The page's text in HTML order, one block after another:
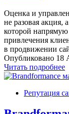
Оценка и
не разовая акция,
которой напрямую
привлечения
в продвижении
Опубликовано 18
Читать подробнее
Репутация